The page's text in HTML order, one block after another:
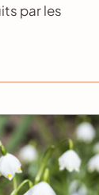
par les